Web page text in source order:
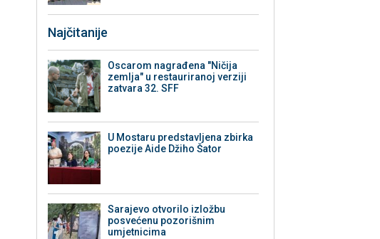
Najčitanije
Oscarom nagrađena "Ničija
zemlja" u restauriranoj verziji
zatvara 32. SFF
U Mostaru predstavljena zbirka
poezije Aide Džiho Šator
Sarajevo otvorilo izložbu
posvećenu pozorišnim
umjetnicima